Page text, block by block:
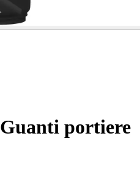
Guanti portiere